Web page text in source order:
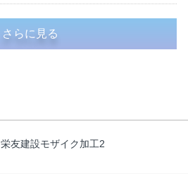
さらに見る
栄友建設モザイク加工2